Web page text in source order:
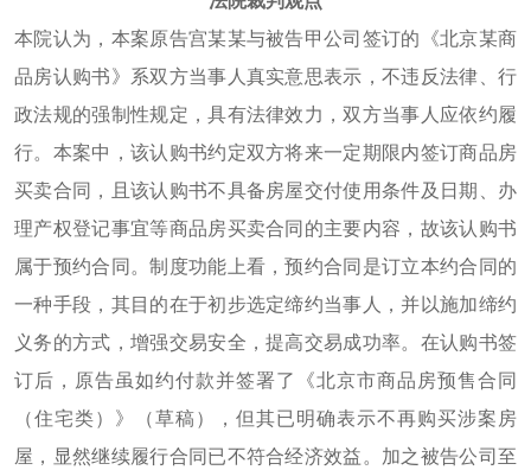
本院认为，本案原告宫某某与被告甲公司签订的《北京某商
品房认购书》系双方当事人真实意思表示，不违反法律、行
政法规的强制性规定，具有法律效力，双方当事人应依约履
行。本案中，该认购书约定双方将来一定期限内签订商品房
买卖合同，且该认购书不具备房屋交付使用条件及日期、办
理产权登记事宜等商品房买卖合同的主要内容，故该认购书
属于预约合同。制度功能上看，预约合同是订立本约合同的
一种手段，其目的在于初步选定缔约当事人，并以施加缔约
义务的方式，增强交易安全，提高交易成功率。在认购书签
订后，原告虽如约付款并签署了《北京市商品房预售合同
（住宅类）》（草稿），但其已明确表示不再购买涉案房
屋，显然继续履行合同已不符合经济效益。加之被告公司至